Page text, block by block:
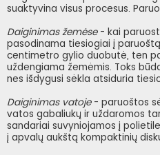
suaktyvina visus procesus.
Daiginimas žemėse- kai
pasodinama tiesiogiai į
centimetro gylio duobutė, ten
uždengiama žemėmis. Toks
nes išdygusi sėkla atsiduria
Daiginimas vatoje- paruoštos
vatos gabaliukų ir uždaromos
sandariai suvyniojamos į
į apvalų aukštą kompaktinių